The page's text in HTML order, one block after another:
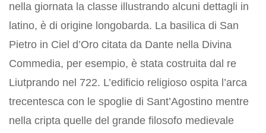
nella giornata la classe illustrando alcuni dettagli in
latino, è di origine longobarda. La basilica di San
Pietro in Ciel d’Oro citata da Dante nella Divina
Commedia, per esempio, è stata costruita dal re
Liutprando nel 722. L’edificio religioso ospita l’arca
trecentesca con le spoglie di Sant’Agostino mentre
nella cripta quelle del grande filosofo medievale